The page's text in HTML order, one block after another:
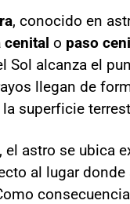
, conocido en
cenital o paso
Sol alcanza el
llegan de
superficie
el astro se ubica
al lugar donde